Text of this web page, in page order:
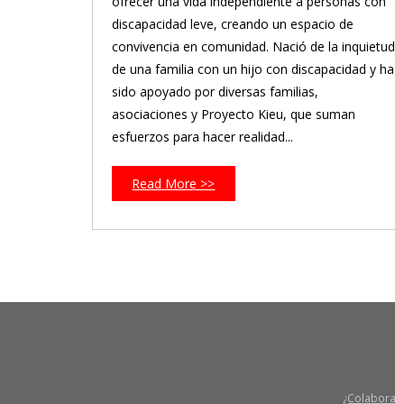
discapacidad leve, creando un espacio de
convivencia en comunidad. Nació de la inquietud
de una familia con un hijo con discapacidad y ha
sido apoyado por diversas familias,
asociaciones y Proyecto Kieu, que suman
esfuerzos para hacer realidad...
Read More >>